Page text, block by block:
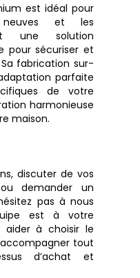
est idéal pour
neuves et les
une solution
pour sécuriser et
fabrication sur-
parfaite
de votre
harmonieuse
maison.
discuter de vos
demander un
pas à nous
est à votre
aider à choisir le
tout
d’achat et